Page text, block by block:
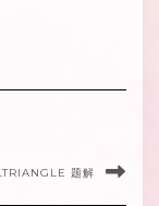
题解